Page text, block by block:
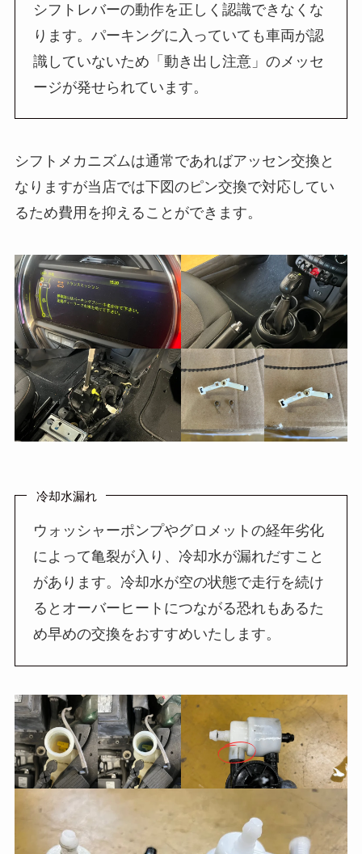
シフトレバーの動作を正しく認識できなくな
ります。パーキングに入っていても車両が認
識していないため「動き出し注意」のメッセ
ージが発せられています。
シフトメカニズムは通常であればアッセン交換と
なりますが当店では下図のピン交換で対応してい
るため費用を抑えることができます。
冷却水漏れ
ウォッシャーポンプやグロメットの経年劣化
によって亀裂が入り、冷却水が漏れだすこと
があります。冷却水が空の状態で走行を続け
るとオーバーヒートにつながる恐れもあるた
め早めの交換をおすすめいたします。